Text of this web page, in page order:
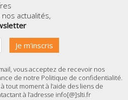
actualités,
vous acceptez de recevoir nos
de notre Politique de confidentialité.
tout moment à l’aide des liens de
à l’adresse info[@]slti.fr